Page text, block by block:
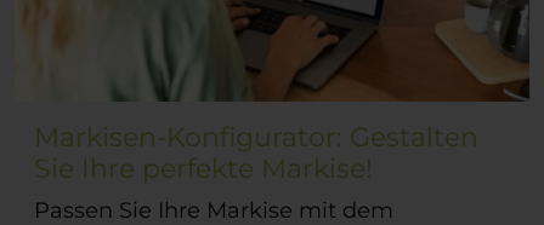
Markisen-Konfigurator: Gestalten
Sie Ihre perfekte Markise!
Passen Sie Ihre Markise mit dem